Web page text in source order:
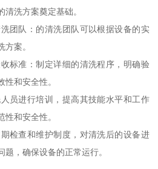
洗方案奠定基础。
团队：的清洗团队可以根据设备的实
案。
标准：制定详细的清洗程序，明确验
和安全性。
员进行培训，提高其技能水平和工作
和安全性。
检查和维护制度，对清洗后的设备进
，确保设备的正常运行。